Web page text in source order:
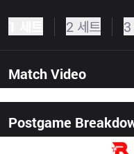
2 세트
Match Video
Postgame